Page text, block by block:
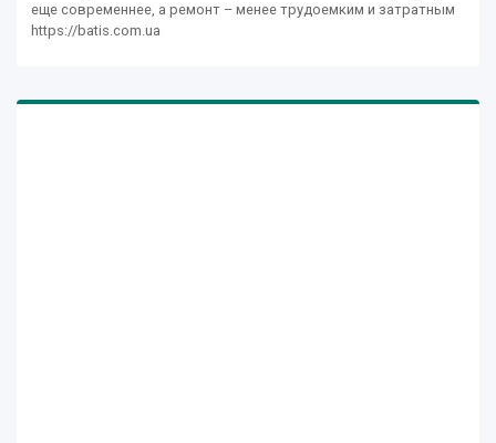
еще современнее, а ремонт – менее трудоемким и затратным
https://batis.com.ua